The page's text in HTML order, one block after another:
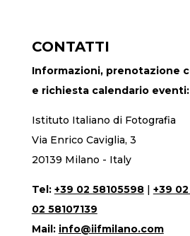
CONTATTI
Informazioni, prenotazione
e richiesta calendario eventi:
Istituto Italiano di Fotografia
Via Enrico Caviglia, 3
20139 Milano - Italy
Tel: +39 02 58105598| +39
02 58107139
Mail: info@iifmilano.com